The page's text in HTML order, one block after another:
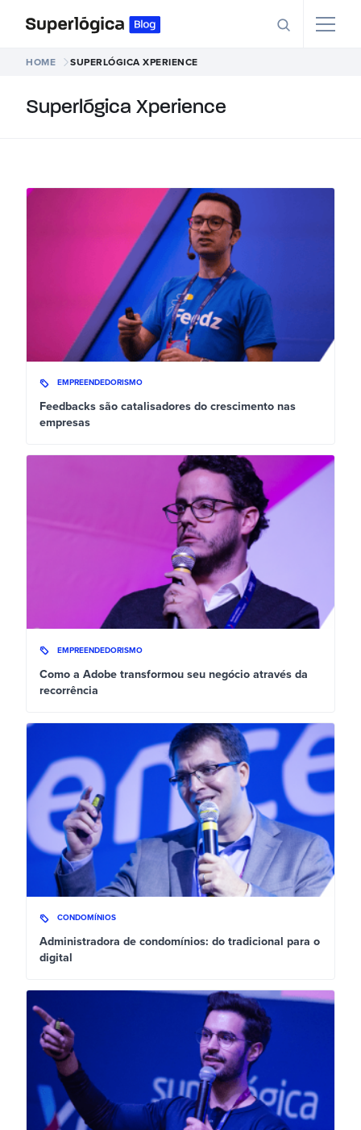
HOME SUPERLÓGICA XPERIENCE
Superlógica Xperience
EMPREENDEDORISMO
Feedbacks são catalisadores do crescimento nas
empresas
EMPREENDEDORISMO
Como a Adobe transformou seu negócio através da
recorrência
CONDOMÍNIOS
Administradora de condomínios: do tradicional para o
digital